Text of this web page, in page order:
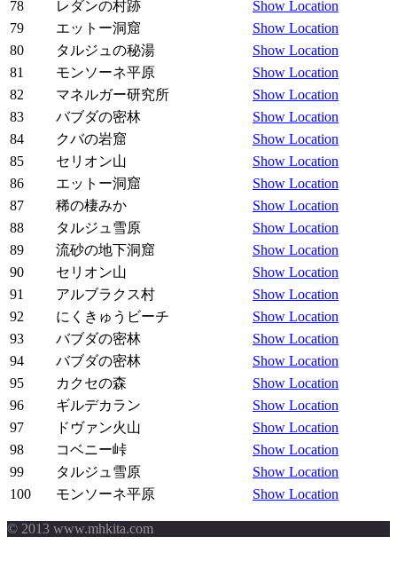
78 レダンの村跡
Show Location
79
エットー洞窟
Show Location
80
タルジュの秘湯
Show Location
81
モンソーネ平原
Show Location
82
マネルガー研究所
Show Location
83
バブダの密林
Show Location
84
クバの岩窟
Show Location
85
セリオン山
Show Location
86
エットー洞窟
Show Location
87
稀の棲みか
Show Location
88
タルジュ雪原
Show Location
89
流砂の地下洞窟
Show Location
90
セリオン山
Show Location
91
アルブラクス村
Show Location
92
にくきゅうビーチ
Show Location
93
バブダの密林
Show Location
94
バブダの密林
Show Location
95
カクセの森
Show Location
96
ギルデカラン
Show Location
97
ドヴァン火山
Show Location
98
コベニー峠
Show Location
99
タルジュ雪原
Show Location
100
モンソーネ平原 Show Location
© 2013 www.mhkita.com